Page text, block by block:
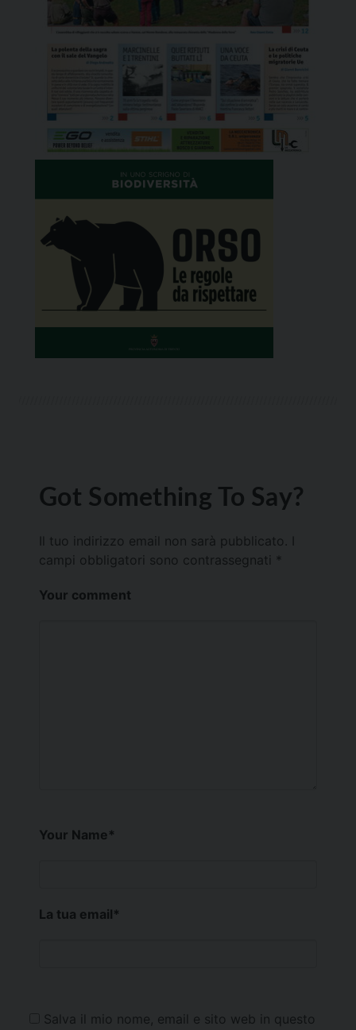
Got Something To Say?
Il tuo indirizzo email non sarà pubblicato.
campi obbligatori sono contrassegnati *
Your comment
Your Name*
La tua email*
Salva il mio nome, email e sito web in questo